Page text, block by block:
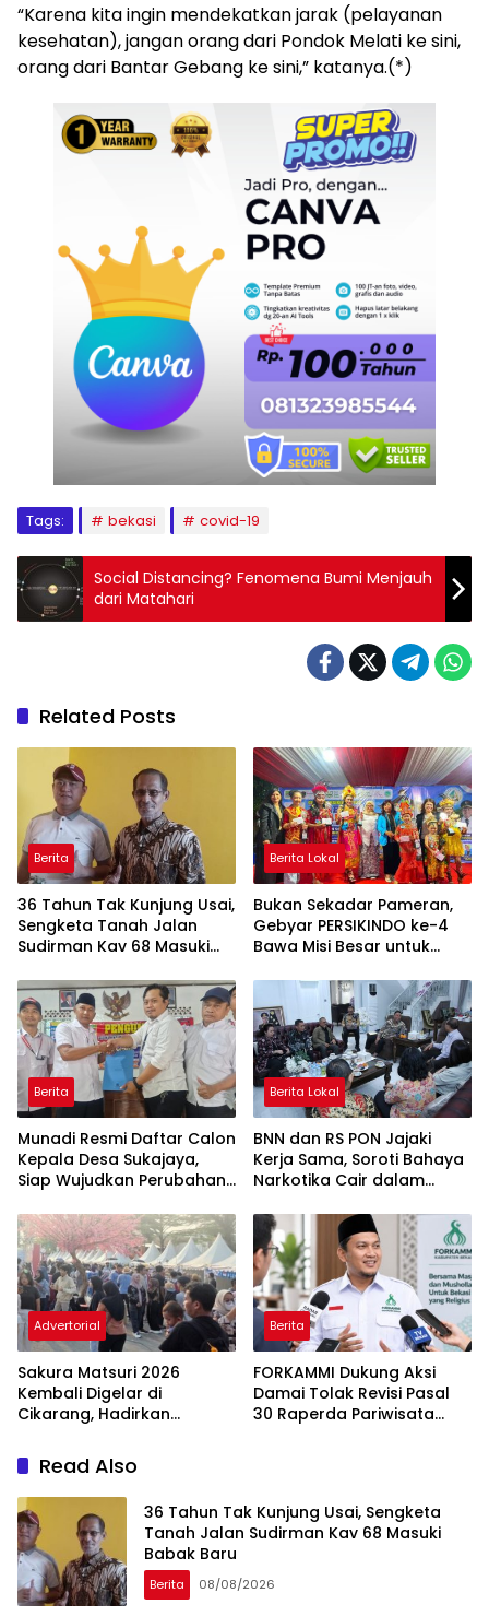
“Karena kita ingin mendekatkan jarak (pelayanan
kesehatan), jangan orang dari Pondok Melati ke sini,
orang dari Bantar Gebang ke sini,” katanya.(*)
Tags: bekasi covid-19
Social Distancing? Fenomena Bumi Menjauh
dari Matahari
Related Posts
Berita
36 Tahun Tak Kunjung Usai,
Sengketa Tanah Jalan
Sudirman Kav 68 Masuki
Berita Lokal
Bukan Sekadar Pameran,
Gebyar PERSIKINDO ke-4
Bawa Misi Besar untuk
Berita
Munadi Resmi Daftar Calon
Kepala Desa Sukajaya,
Siap Wujudkan Perubahan
Berita Lokal
BNN dan RS PON Jajaki
Kerja Sama, Soroti Bahaya
Narkotika Cair dalam
Advertorial
Sakura Matsuri 2026
Kembali Digelar di
Cikarang, Hadirkan
Indonesia dan Jepang
Berita
FORKAMMI Dukung Aksi
Damai Tolak Revisi Pasal
30 Raperda Pariwisata
Read Also
36 Tahun Tak Kunjung Usai, Sengketa
Tanah Jalan Sudirman Kav 68 Masuki
Babak Baru
Berita 08/08/2026